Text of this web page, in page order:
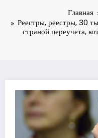
Главная
Реестры, реестры, 30
страной переучета,